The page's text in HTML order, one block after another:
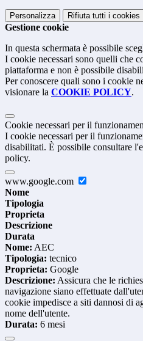
Personalizza Rifiuta tutti i cookies
Gestione cookie
In questa schermata è possibile
I cookie necessari sono quelli che
piattaforma e non è possibile
Per conoscere quali sono i cookie
visionare la COOKIE POLICY.
Cookie necessari per il
I cookie necessari per il
disabilitati. È possibile consultare
policy.
www.google.com
Nome
Tipologia
Proprieta
Descrizione
Durata
Nome: AEC
Tipologia: tecnico
Proprieta: Google
Descrizione: Assicura che le
navigazione siano effettuate
cookie impedisce a siti dannosi di
nome dell'utente.
Durata: 6 mesi